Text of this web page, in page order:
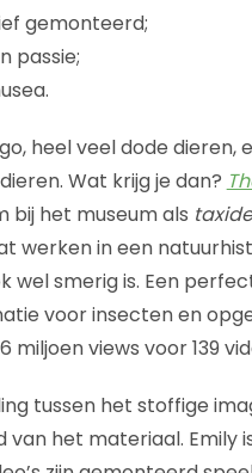
gemonteerd;
passie;
heel veel dode dieren,
Wat krijg je dan?
bij het museum als
werken in een
wel smerig is. Een
voor insecten en
views voor 139
tussen het stoffige
van het materiaal. Emily